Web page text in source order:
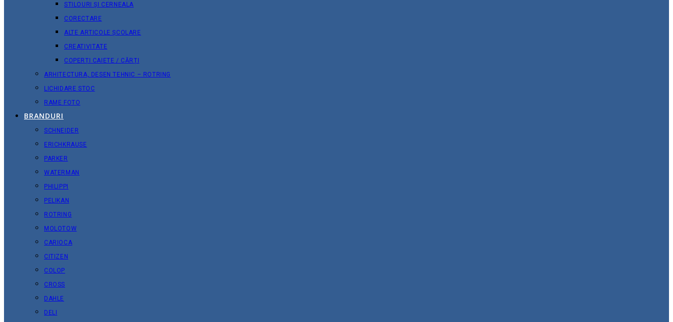
STILOURI ȘI CERNEALA
CORECTARE
ALTE ARTICOLE ȘCOLARE
CREATIVITATE
COPERȚI CAIETE / CĂRȚI
ARHITECTURA, DESEN TEHNIC – ROTRING
LICHIDARE STOC
RAME FOTO
BRANDURI
SCHNEIDER
ERICHKRAUSE
PARKER
WATERMAN
PHILIPPI
PELIKAN
ROTRING
MOLOTOW
CARIOCA
CITIZEN
COLOP
CROSS
DAHLE
DELI